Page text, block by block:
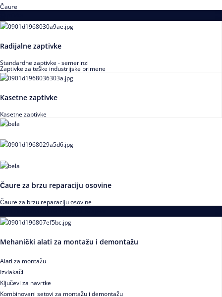
Čaure
Radijalne zaptivke
Standardne zaptivke - semerinzi
Zaptivke za teške industrijske primene
Kasetne zaptivke
Kasetne zaptivke
Čaure za brzu reparaciju osovine
Čaure za brzu reparaciju osovine
Mehanički alati za montažu i demontažu
Alati za montažu
Izvlakači
Ključevi za navrtke
Kombinovani setovi za montažu i demontažu